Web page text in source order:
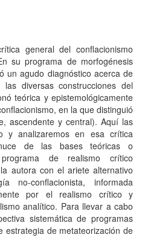
general del conflacionismo
su programa de morfogénesis
un agudo diagnóstico acerca de
diversas construcciones del
teórica y epistemológicamente
en la que distinguió
ascendente y central). Aquí las
y analizaremos en esa crítica
de las bases teóricas o
de realismo crítico
autora con el ariete alternativo
no-conflacionista, informada
por el realismo crítico y
analítico. Para llevar a cabo
sistemática de programas
estrategia de metateorización de